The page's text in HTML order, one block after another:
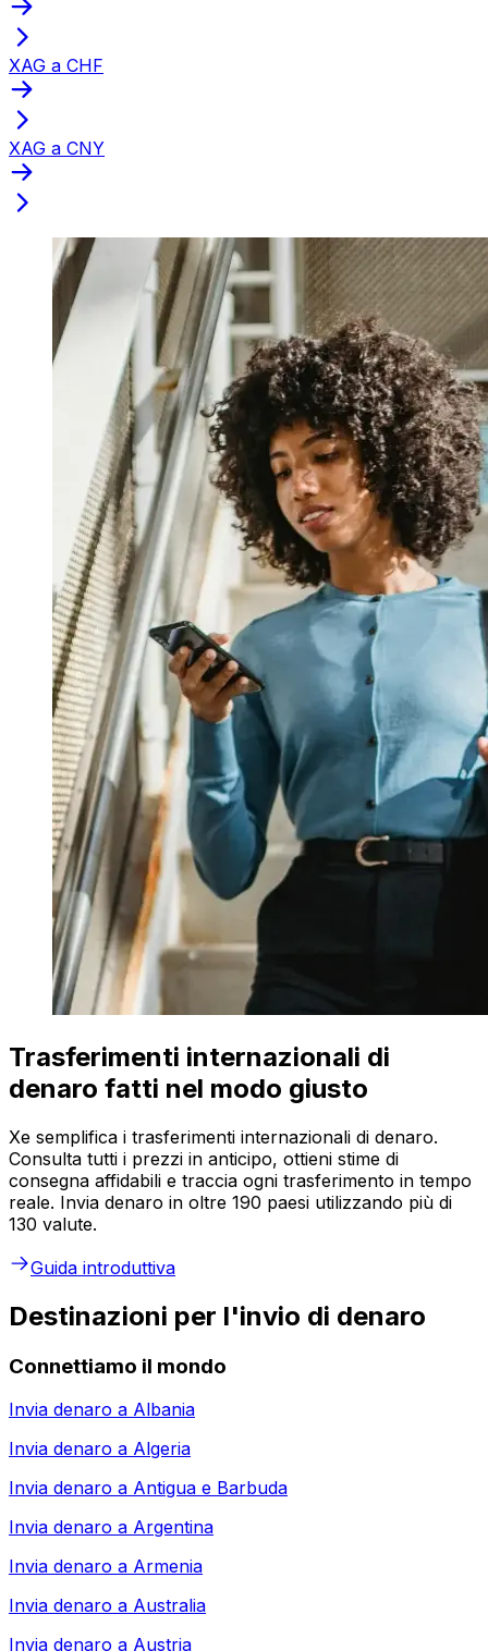
XAG a CHF
XAG a CNY
Trasferimenti internazionali di
denaro fatti nel modo giusto
Xe semplifica i trasferimenti internazionali di denaro.
Consulta tutti i prezzi in anticipo, ottieni stime di
consegna affidabili e traccia ogni trasferimento in tempo
reale. Invia denaro in oltre 190 paesi utilizzando più di
130 valute.
Guida introduttiva
Destinazioni per l'invio di denaro
Connettiamo il mondo
Invia denaro a Albania
Invia denaro a Algeria
Invia denaro a Antigua e Barbuda
Invia denaro a Argentina
Invia denaro a Armenia
Invia denaro a Australia
Invia denaro a Austria